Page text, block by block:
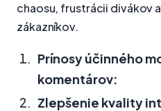
chaosu, frustrácii divákov
zákazníkov.
Prínosy účinného
komentárov:
Zlepšenie kvality